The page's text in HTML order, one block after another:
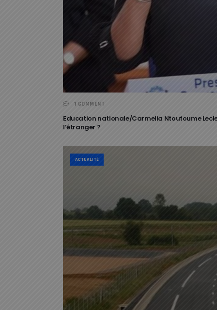
1 COMMENT
Education nationale/Carmelia Ntoutoume
l’étranger ?
ACTUALITÉ